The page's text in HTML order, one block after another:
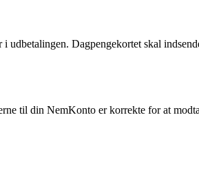
Dagpengekortet skal
til din NemKonto er korrekte for at